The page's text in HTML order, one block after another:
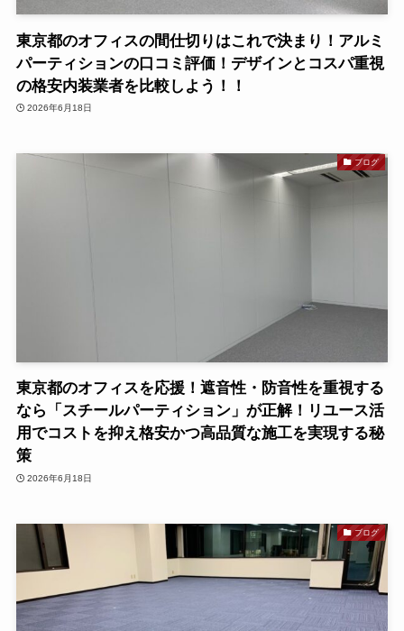
東京都のオフィスの間仕切りはこれで決まり！アルミ
パーティションの口コミ評価！デザインとコスパ重視
の格安内装業者を比較しよう！！
2026年6月18日
ブログ
東京都のオフィスを応援！遮音性・防音性を重視する
なら「スチールパーティション」が正解！リユース活
用でコストを抑え格安かつ高品質な施工を実現する秘
策
2026年6月18日
ブログ